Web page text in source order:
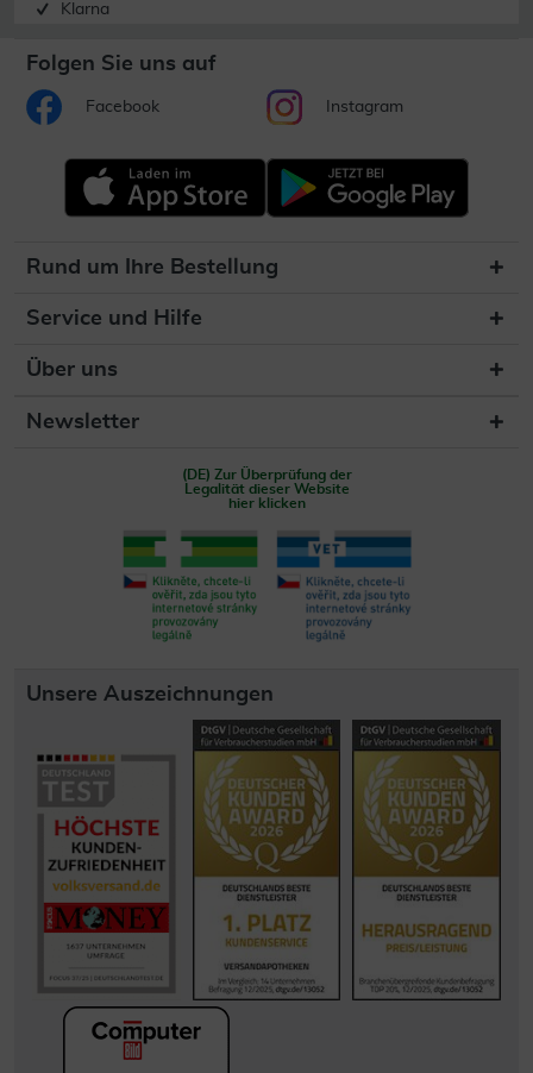
Klarna
Folgen Sie uns auf
Facebook Instagram
Rund um Ihre Bestellung
Service und Hilfe
Über uns
Newsletter
(DE) Zur Überprüfung der
Legalität dieser Website
hier klicken
Unsere Auszeichnungen